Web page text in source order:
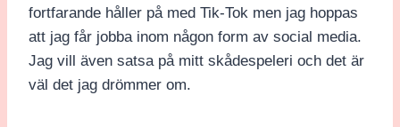
fortfarande håller på med Tik-Tok men jag hoppas
att jag får jobba inom någon form av social media.
Jag vill även satsa på mitt skådespeleri och det är
väl det jag drömmer om.